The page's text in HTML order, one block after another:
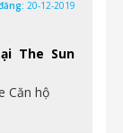
The Sun
Căn hộ
20-12-2019